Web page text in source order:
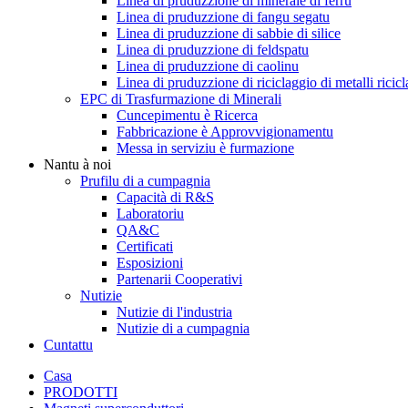
Linea di pruduzzione di fangu segatu
Linea di pruduzzione di sabbie di silice
Linea di pruduzzione di feldspatu
Linea di pruduzzione di caolinu
Linea di pruduzzione di riciclaggio di metalli
EPC di Trasfurmazione di Minerali
Cuncepimentu è Ricerca
Fabbricazione è Approvvigionamentu
Messa in serviziu è furmazione
Nantu à noi
Prufilu di a cumpagnia
Capacità di R&S
Laboratoriu
QA&C
Certificati
Esposizioni
Partenarii Cooperativi
Nutizie
Nutizie di l'industria
Nutizie di a cumpagnia
Cuntattu
Casa
PRODOTTI